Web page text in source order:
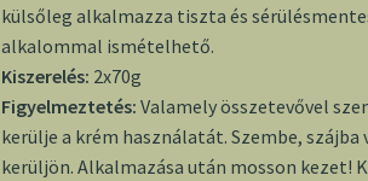
külsőleg alkalmazza tiszta és
alkalommal ismételhető.
Kiszerelés: 2x70g
Figyelmeztetés: Valamely összetevővel
kerülje a krém használatát. Szembe, szájba
kerüljön. Alkalmazása után mosson kezet!